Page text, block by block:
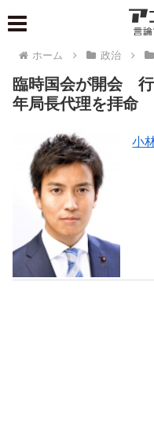
ホーム 政治
臨時国会が開会
年局長代理を拝命
小